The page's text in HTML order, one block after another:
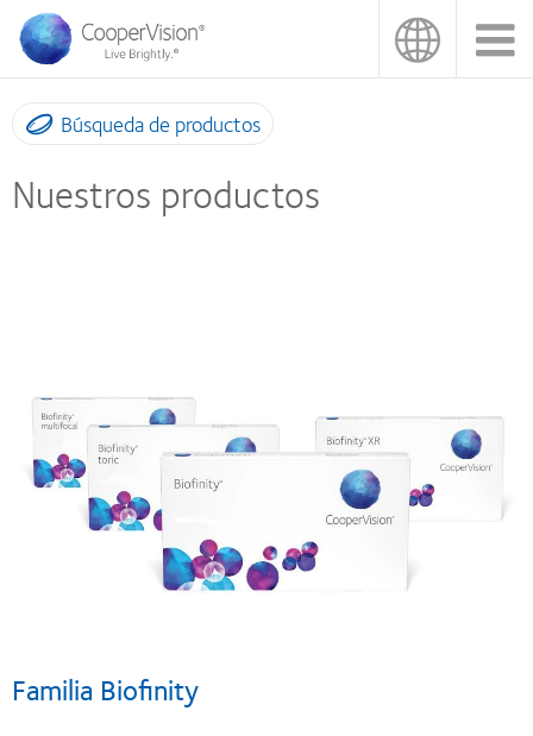
Pasar
contenido
principal
Búsqueda de productos
Nuestros productos
Familia Biofinity